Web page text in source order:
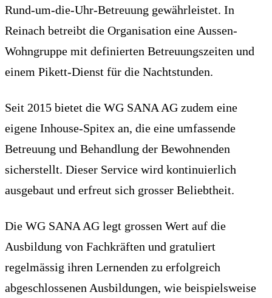
Rund-um-die-Uhr-Betreuung gewährleistet. In
Reinach betreibt die Organisation eine Aussen-
Wohngruppe mit definierten Betreuungszeiten und
einem Pikett-Dienst für die Nachtstunden.
Seit 2015 bietet die WG SANA AG zudem eine
eigene Inhouse-Spitex an, die eine umfassende
Betreuung und Behandlung der Bewohnenden
sicherstellt. Dieser Service wird kontinuierlich
ausgebaut und erfreut sich grosser Beliebtheit.
Die WG SANA AG legt grossen Wert auf die
Ausbildung von Fachkräften und gratuliert
regelmässig ihren Lernenden zu erfolgreich
abgeschlossenen Ausbildungen, wie beispielsweise